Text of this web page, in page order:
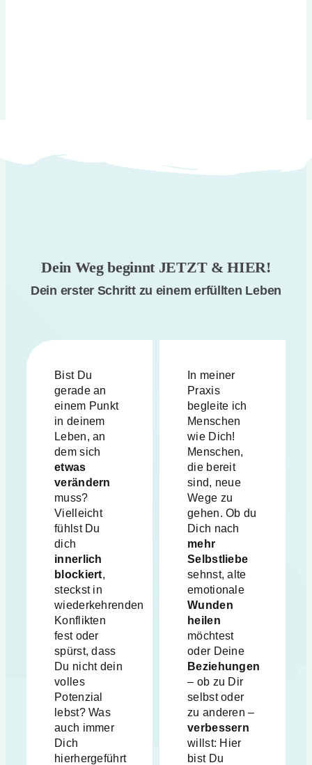
Dein Weg beginnt JETZT & HIER!
Dein erster Schritt zu einem erfüllten Leben
Bist Du
gerade an
einem Punkt
in deinem
Leben, an
dem sich
etwas
verändern
muss?
Vielleicht
fühlst Du
dich
innerlich
blockiert,
steckst in
wiederkehrenden
Konflikten
fest oder
spürst, dass
Du nicht dein
volles
Potenzial
lebst? Was
auch immer
Dich
hierhergeführt
In meiner
Praxis
begleite ich
Menschen
wie Dich!
Menschen,
die bereit
sind, neue
Wege zu
gehen. Ob du
Dich nach
mehr
Selbstliebe
sehnst, alte
emotionale
Wunden
heilen
möchtest
oder Deine
Beziehungen
– ob zu Dir
selbst oder
zu anderen –
verbessern
willst: Hier
bist Du